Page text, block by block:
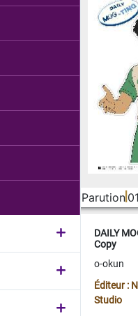
Parution
DAILY
Copy
o-okun
Éditeur :
Studio